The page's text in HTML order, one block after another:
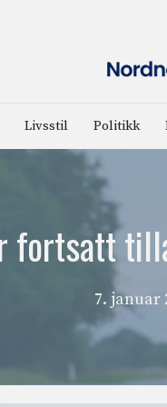
Livsstil Politikk
fortsatt
7. januar